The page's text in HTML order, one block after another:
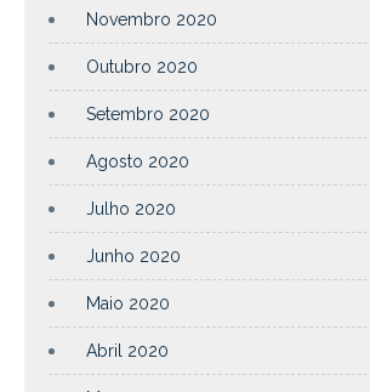
Novembro 2020
Outubro 2020
Setembro 2020
Agosto 2020
Julho 2020
Junho 2020
Maio 2020
Abril 2020